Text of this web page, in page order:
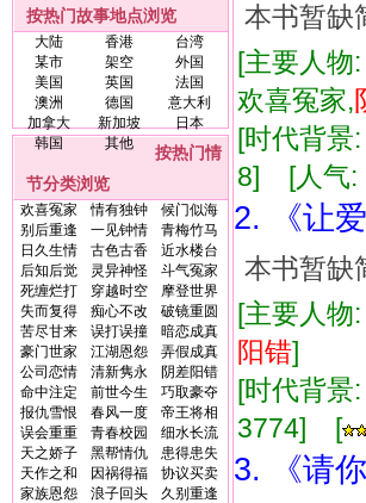
按热门故事地点浏览
大陆 香港
台湾
某市
架空
外国
美国
英国
法国
澳洲
德国
意大利
加拿大
新加坡
日本
韩国
其他
按热门情
节分类浏览
欢喜冤家 情有独钟
候门似海
别后重逢
一见钟情
青梅竹马
日久生情
古色古香
近水楼台
后知后觉
灵异神怪
斗气冤家
死缠烂打
穿越时空
摩登世界
失而复得
痴心不改
破镜重圆
苦尽甘来
误打误撞
暗恋成真
豪门世家
江湖恩怨
弄假成真
公司恋情
清新隽永
阴差阳错
命中注定
前世今生
巧取豪夺
报仇雪恨
春风一度
帝王将相
误会重重
青春校园
细水长流
天之娇子
黑帮情仇
患得患失
天作之和
因祸得福
协议买卖
家族恩怨
浪子回头
久别重逢
本书暂缺
[主要人
欢喜冤家,
[时代背
8] [人气
2. 《让爱
本书暂缺
[主要人
阳错]
[时代背
3774] [
3. 《请